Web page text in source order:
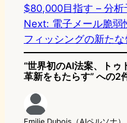
$80,000目指す – 分析
Next: 電子メール脆弱
フィッシングの新たな
“世界初のAI法案、トゥ
革新をもたらす” への2